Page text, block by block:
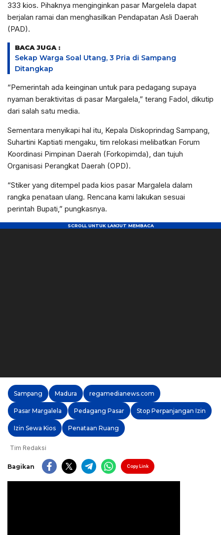
333 kios. Pihaknya menginginkan pasar Margelela dapat
berjalan ramai dan menghasilkan Pendapatan Asli Daerah
(PAD).
BACA JUGA :
Sekap Warga Soal Utang, 3 Pria di Sampang
Ditangkap
“Pemerintah ada keinginan untuk para pedagang supaya
nyaman beraktivitas di pasar Margalela,” terang Fadol, dikutip
dari salah satu media.
Sementara menyikapi hal itu, Kepala Diskoprindag Sampang,
Suhartini Kaptiati mengaku, tim relokasi melibatkan Forum
Koordinasi Pimpinan Daerah (Forkopimda), dan tujuh
Organisasi Perangkat Daerah (OPD).
“Stiker yang ditempel pada kios pasar Margalela dalam
rangka penataan ulang. Rencana kami lakukan sesuai
perintah Bupati,” pungkasnya.
Sampang Madura regamedianews.com
Pasar Margalela Pedagang Pasar Stop Perpanjangan Izin
Izin Sewa Kios Penataan Ruang
Tim Redaksi
Bagikan Copy Link